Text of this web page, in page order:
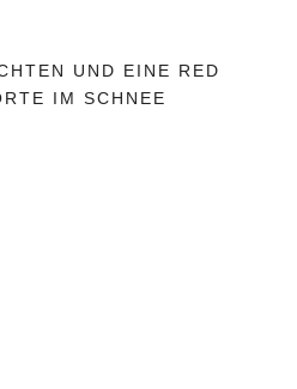
UND EINE RED
IM SCHNEE